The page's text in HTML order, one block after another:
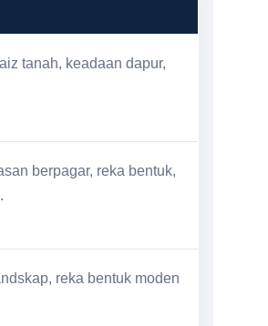
tanah, keadaan dapur,
berpagar, reka bentuk,
reka bentuk moden